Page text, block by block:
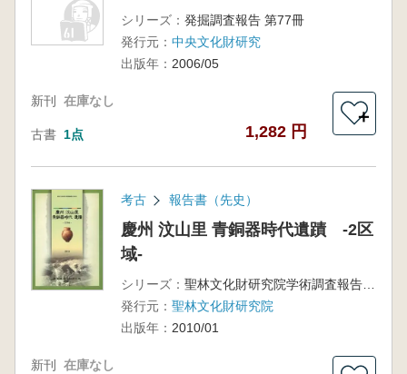
シリーズ： 発掘調査報告 第77冊
発行元： 中央文化財研究
出版年： 2006/05
新刊 在庫なし
古書 1点 1,282 円
＋
考古 報告書（先史）
慶州 汶山里 青銅器時代遺蹟 -2区
域-
シリーズ：
聖林文化財研究院学術調査報告 第35冊
発行元： 聖林文化財研究院
出版年： 2010/01
新刊 在庫なし